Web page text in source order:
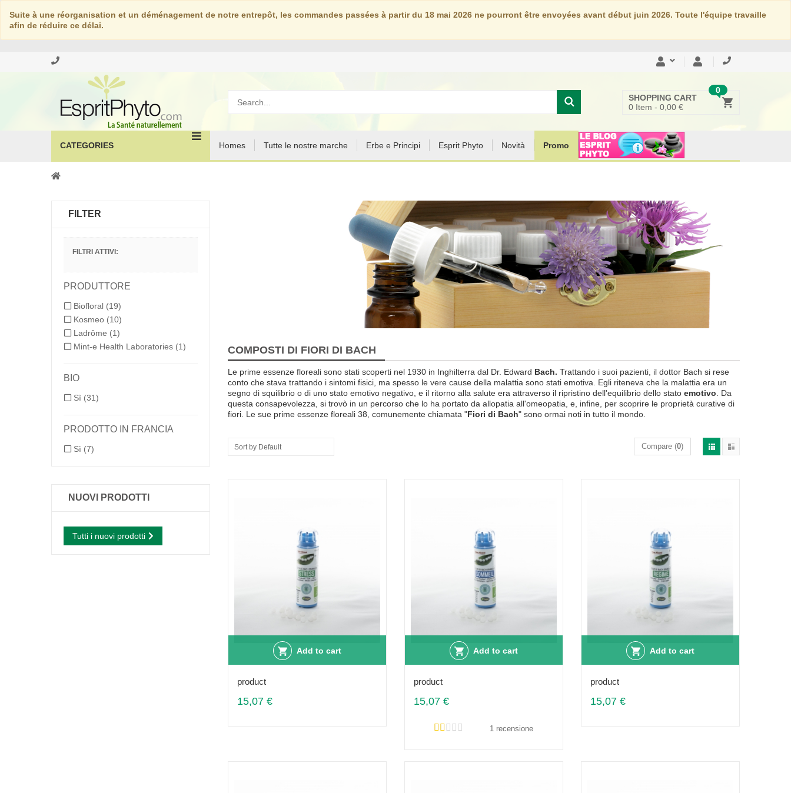
Suite à une réorganisation et un déménagement de notre entrepôt, les commandes passées à partir du 18 mai 2026 ne pourront être envoyées avant début juin 2026. Toute l'équipe travaille
afin de réduire ce délai.
0
SHOPPING CART
0 Item - 0,00 €
CATEGORIES Homes Tutte le nostre marche Erbe e Principi Esprit Phyto Novità Promo
COMPOSTI DI FIORI DI BACH
Le prime essenze floreali sono stati scoperti nel 1930 in Inghilterra dal Dr. Edward Bach. Trattando i suoi pazienti il dottor Bach si rese
conto che stava trattando i sintomi fisici ma spesso le vere cause della malattia sono stati emotiva Egli riteneva che la malattia era un
segno di squilibrio o di uno stato emotivo negativo e il ritorno alla salute era attraverso il ripristino dell'equilibrio dello stato emotivo
Da
questa consapevolezza si trovò in un percorso che lo ha portato da allopatia all'omeopatia e, infine, per scoprire le proprietà curative di
fiori Le sue prime essenze floreali 38 , comunemente chiamata "Fiori di Bach" sono ormai noti in tutto il mondo
Sort by Default Compare (0)
Add to cart
product
15,07 €
Add to cart
product
15,07 €
1 recensione
Add to cart
product
15,07 €
FILTER
FILTRI ATTIVI:
PRODUTTORE
Biofloral (19)
Kosmeo (10)
Ladrôme (1)
Mint-e Health Laboratories (1)
BIO
Sì (31)
PRODOTTO IN FRANCIA
Sì (7)
NUOVI PRODOTTI
Tutti i nuovi prodotti